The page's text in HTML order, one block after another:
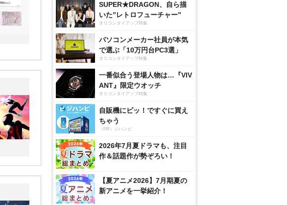
SUPER★DRAGON、自ら描
いた”レトロフューチャー”
オリコンタイアップ特集
パソコンメーカー社員が本気
で選ぶ「10万円台PC3選」
オリコンタイアップ特集
一番似合う登場人物は…『VIV
ANT』限定ウオッチ
オリコンタイアップ特集
自販機にピッ！ですぐに買え
ちゃう
（PR）ジハンピ
2026年7月夏ドラマも、注目
作＆話題作が勢ぞろい！
【夏アニメ2026】7月期夏の
新アニメを一挙紹介！